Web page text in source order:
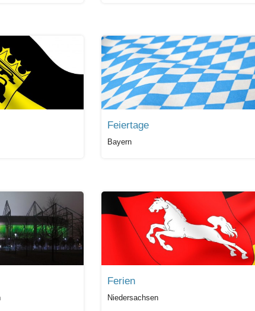
Feiertage
Bayern
Ferien
Niedersachsen